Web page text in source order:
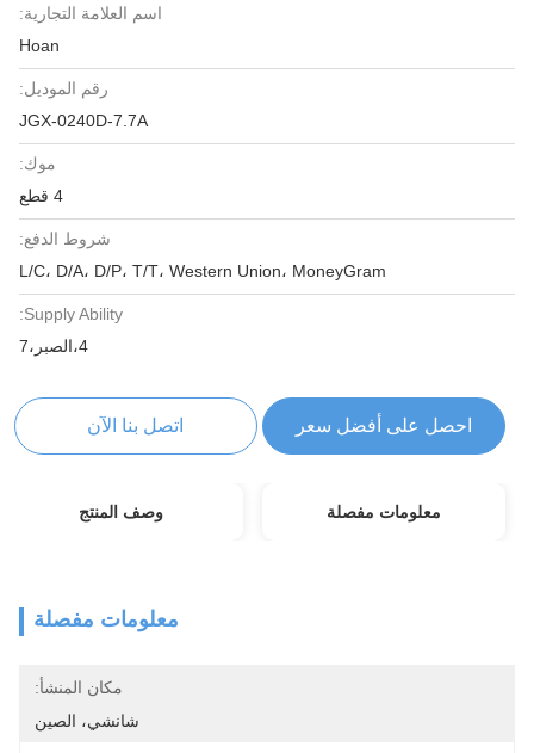
اسم العلامة التجارية:
Hoan
رقم الموديل:
JGX-0240D-7.7A
موك:
4 قطع
شروط الدفع:
L/C، D/A، D/P، T/T، Western Union، MoneyGram
Supply Ability:
4،الصبر،7
احصل على أفضل سعر اتصل بنا الآن
معلومات مفصلة وصف المنتج
معلومات مفصلة
مكان المنشأ:
شانشي، الصين